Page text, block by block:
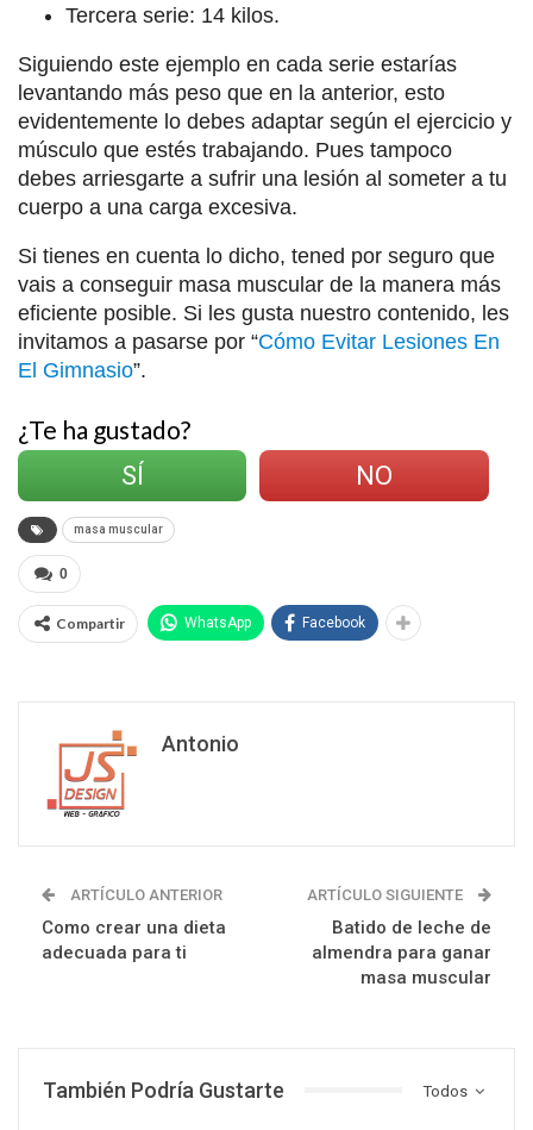
Tercera serie: 14 kilos.
Siguiendo este ejemplo en cada serie estarías
levantando más peso que en la anterior, esto
evidentemente lo debes adaptar según el ejercicio y
músculo que estés trabajando. Pues tampoco
debes arriesgarte a sufrir una lesión al someter a tu
cuerpo a una carga excesiva.
Si tienes en cuenta lo dicho, tened por seguro que
vais a conseguir masa muscular de la manera más
eficiente posible. Si les gusta nuestro contenido, les
invitamos a pasarse por “Cómo Evitar Lesiones En
El Gimnasio”.
¿Te ha gustado?
SÍ
NO
masa muscular
0
Compartir WhatsApp Facebook
Antonio
ARTÍCULO ANTERIOR
Como crear una dieta
adecuada para ti
ARTÍCULO SIGUIENTE
Batido de leche de
almendra para ganar
masa muscular
Todos
También Podría Gustarte